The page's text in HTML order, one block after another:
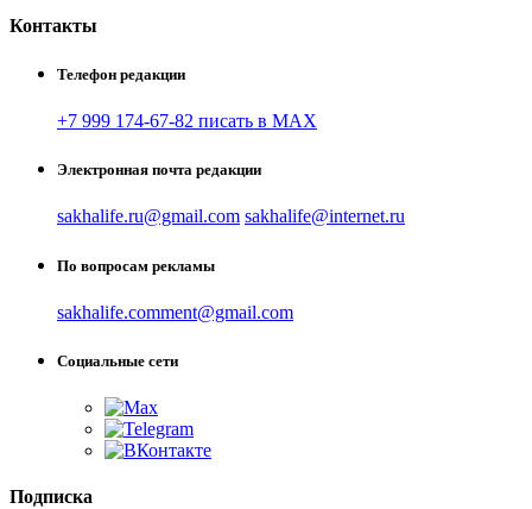
Контакты
Телефон редакции
+7 999 174-67-82 писать в MAX
Электронная почта редакции
sakhalife.ru@gmail.com sakhalife@internet.ru
По вопросам рекламы
sakhalife.comment@gmail.com
Социальные сети
Подписка